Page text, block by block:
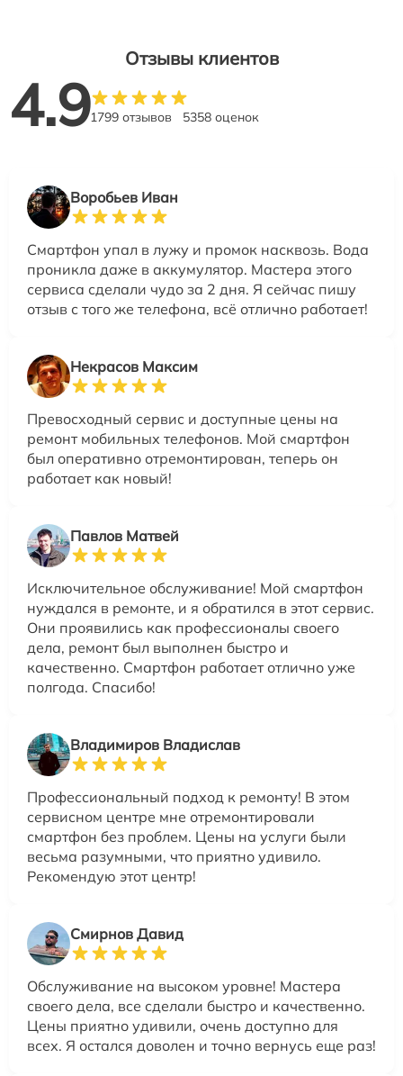
Отзывы клиентов
4.91799 отзывов 5358 оценок
Воробьев Иван
Смартфон упал в лужу и промок насквозь. Вода
проникла даже в аккумулятор. Мастера этого
сервиса сделали чудо за 2 дня. Я сейчас пишу
отзыв с того же телефона, всё отлично работает!
Некрасов Максим
Превосходный сервис и доступные цены на
ремонт мобильных телефонов. Мой смартфон
был оперативно отремонтирован, теперь он
работает как новый!
Павлов Матвей
Исключительное обслуживание! Мой смартфон
нуждался в ремонте, и я обратился в этот сервис.
Они проявились как профессионалы своего
дела, ремонт был выполнен быстро и
качественно. Смартфон работает отлично уже
полгода. Спасибо!
Владимиров Владислав
Профессиональный подход к ремонту! В этом
сервисном центре мне отремонтировали
смартфон без проблем. Цены на услуги были
весьма разумными, что приятно удивило.
Рекомендую этот центр!
Смирнов Давид
Обслуживание на высоком уровне! Мастера
своего дела, все сделали быстро и качественно.
Цены приятно удивили, очень доступно для
всех. Я остался доволен и точно вернусь еще раз!